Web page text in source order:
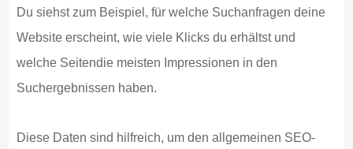
Du siehst zum Beispiel, für welche Suchanfragen deine
Website erscheint, wie viele Klicks du erhältst und
welche Seitendie meisten Impressionen in den
Suchergebnissen haben.
Diese Daten sind hilfreich, um den allgemeinen SEO-